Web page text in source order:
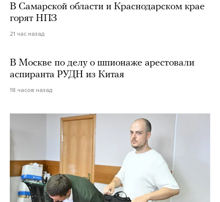
В Самарской области и Краснодарском крае
горят НПЗ
21 час назад
В Москве по делу о шпионаже арестовали
аспиранта РУДН из Китая
18 часов назад